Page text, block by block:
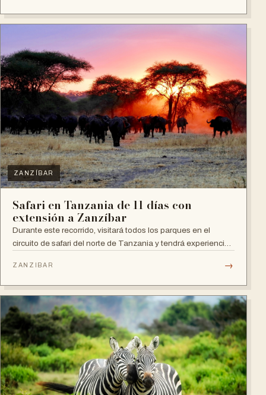
ZANZÍBAR
Safari en Tanzania de 11 días con
extensión a Zanzíbar
Durante este recorrido, visitará todos los parques en el
circuito de safari del norte de Tanzania y tendrá experiencias
ZANZIBAR →